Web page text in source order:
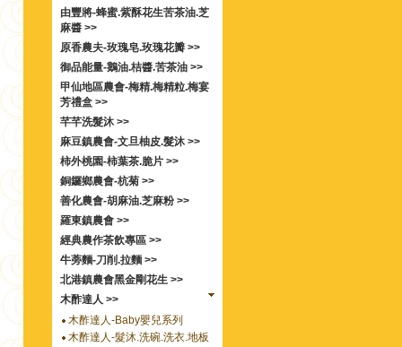
由豐將-蜂蜜.紫酥花生苦茶油.芝
麻醬 >>
原香農夫-玫瑰皂.玫瑰花瓣 >>
御品能量-鵝油.桔醬.苦茶油 >>
甲仙地區農會-梅精.梅精粒.梅宴
芳禮盒 >>
芊芊洗髮沐 >>
麻豆鎮農會-文旦柚皮.髮沐 >>
柿外桃園-柿葉茶.脆片 >>
銅鑼鄉農會-杭菊 >>
善化農會-胡麻油.芝麻粉 >>
羅東鎮農會 >>
經典農作茶飲專區 >>
牛蒡麵-刀削.拉麵 >>
北港鎮農會黑金剛花生 >>
木酢達人 >>
木酢達人-Baby嬰兒系列
木酢達人-髮沐.洗碗.洗衣.地板